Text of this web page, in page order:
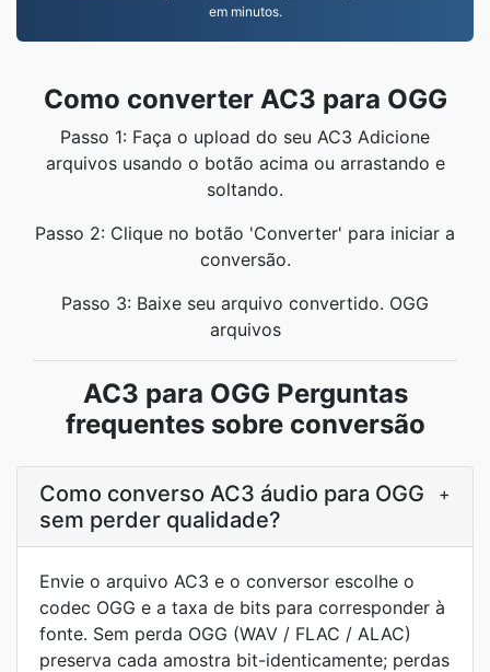
em minutos.
Como converter AC3 para OGG
Passo 1: Faça o upload do seu AC3 Adicione
arquivos usando o botão acima ou arrastando e
soltando.
Passo 2: Clique no botão 'Converter' para iniciar a
conversão.
Passo 3: Baixe seu arquivo convertido. OGG
arquivos
AC3 para OGG Perguntas
frequentes sobre conversão
Como converso AC3 áudio para OGG
sem perder qualidade?
+
Envie o arquivo AC3 e o conversor escolhe o
codec OGG e a taxa de bits para corresponder à
fonte. Sem perda OGG (WAV / FLAC / ALAC)
preserva cada amostra bit-identicamente; perdas